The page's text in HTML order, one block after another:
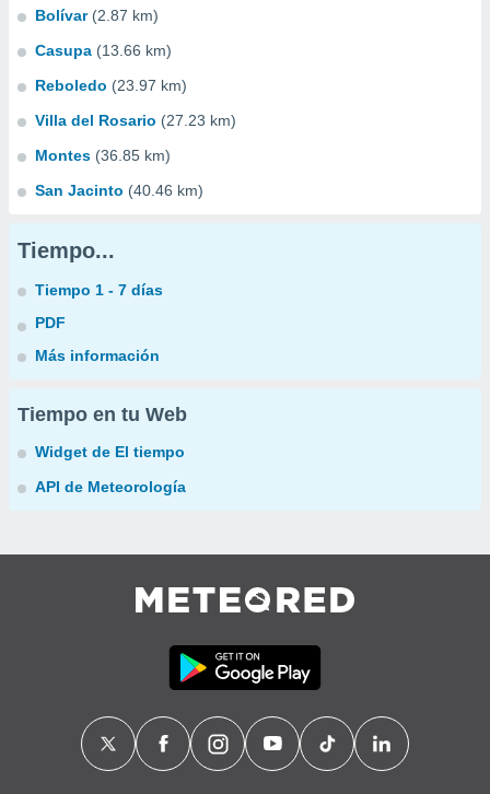
Bolívar (2.87 km)
Casupa (13.66 km)
Reboledo (23.97 km)
Villa del Rosario (27.23 km)
Montes (36.85 km)
San Jacinto (40.46 km)
Tiempo...
Tiempo 1 - 7 días
PDF
Más información
Tiempo en tu Web
Widget de El tiempo
API de Meteorología